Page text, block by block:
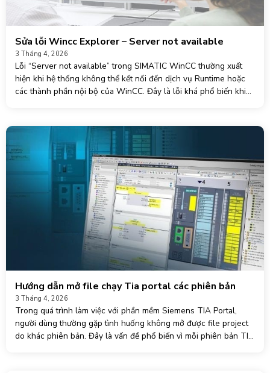
Sửa lỗi Wincc Explorer – Server not available
3 Tháng 4, 2026
Lỗi “Server not available” trong SIMATIC WinCC thường xuất
hiện khi hệ thống không thể kết nối đến dịch vụ Runtime hoặc
các thành phần nội bộ của WinCC. Đây là lỗi khá phổ biến khi
Hướng dẫn mở file chạy Tia portal các phiên bản
3 Tháng 4, 2026
Trong quá trình làm việc với phần mềm Siemens TIA Portal,
người dùng thường gặp tình huống không mở được file project
do khác phiên bản. Đây là vấn đề phổ biến vì mỗi phiên bản TIA